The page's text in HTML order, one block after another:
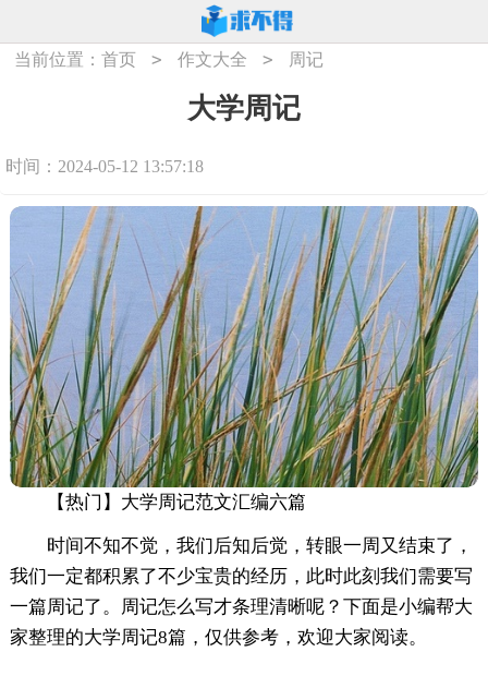
当前位置：首页 > 作文大全 > 周记
大学周记
时间：2024-05-12 13:57:18
【热门】大学周记范文汇编六篇
时间不知不觉，我们后知后觉，转眼一周又结束了，
我们一定都积累了不少宝贵的经历，此时此刻我们需要写
一篇周记了。周记怎么写才条理清晰呢？下面是小编帮大
家整理的大学周记8篇，仅供参考，欢迎大家阅读。